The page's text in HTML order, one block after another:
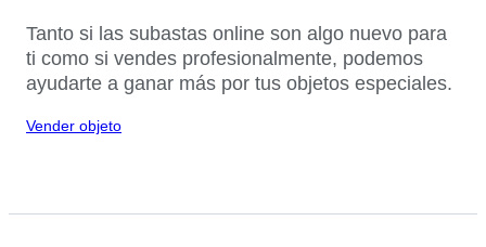
Tanto si las subastas online son algo nuevo para
ti como si vendes profesionalmente, podemos
ayudarte a ganar más por tus objetos especiales.
Vender objeto